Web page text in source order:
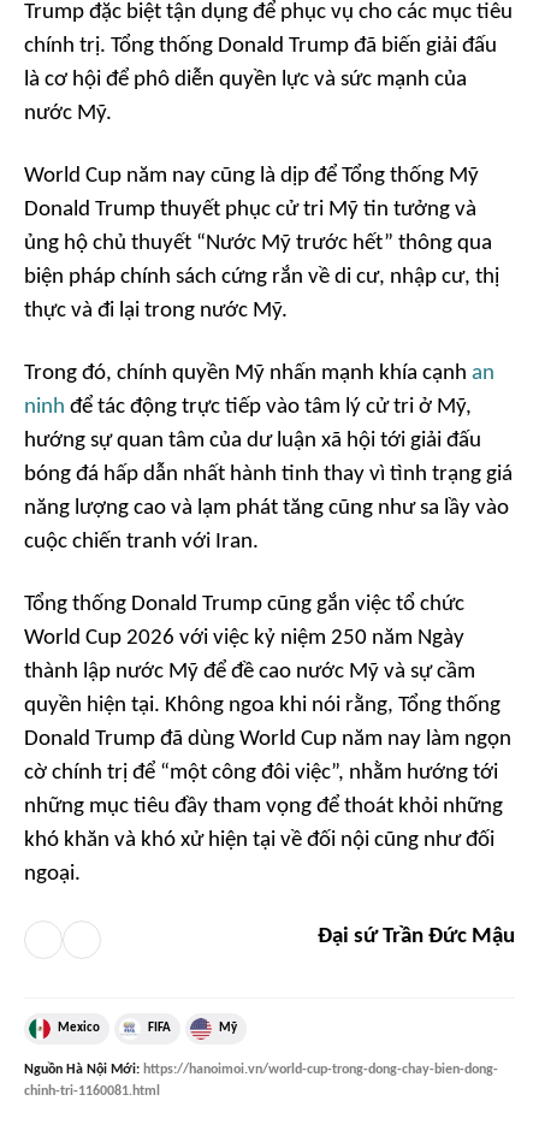
Trump đặc biệt tận dụng để phục vụ cho các mục tiêu
chính trị. Tổng thống Donald Trump đã biến giải đấu
là cơ hội để phô diễn quyền lực và sức mạnh của
nước Mỹ.
World Cup năm nay cũng là dịp để Tổng thống Mỹ
Donald Trump thuyết phục cử tri Mỹ tin tưởng và
ủng hộ chủ thuyết “Nước Mỹ trước hết” thông qua
biện pháp chính sách cứng rắn về di cư, nhập cư, thị
thực và đi lại trong nước Mỹ.
Trong đó, chính quyền Mỹ nhấn mạnh khía cạnh an
ninh để tác động trực tiếp vào tâm lý cử tri ở Mỹ,
hướng sự quan tâm của dư luận xã hội tới giải đấu
bóng đá hấp dẫn nhất hành tinh thay vì tình trạng giá
năng lượng cao và lạm phát tăng cũng như sa lầy vào
cuộc chiến tranh với Iran.
Tổng thống Donald Trump cũng gắn việc tổ chức
World Cup 2026 với việc kỷ niệm 250 năm Ngày
thành lập nước Mỹ để đề cao nước Mỹ và sự cầm
quyền hiện tại. Không ngoa khi nói rằng, Tổng thống
Donald Trump đã dùng World Cup năm nay làm ngọn
cờ chính trị để “một công đôi việc”, nhằm hướng tới
những mục tiêu đầy tham vọng để thoát khỏi những
khó khăn và khó xử hiện tại về đối nội cũng như đối
ngoại.
Đại sứ Trần Đức Mậu
Mexico FIFA Mỹ
Nguồn Hà Nội Mới: https://hanoimoi.vn/world-cup-trong-dong-chay-bien-dong-
chinh-tri-1160081.html